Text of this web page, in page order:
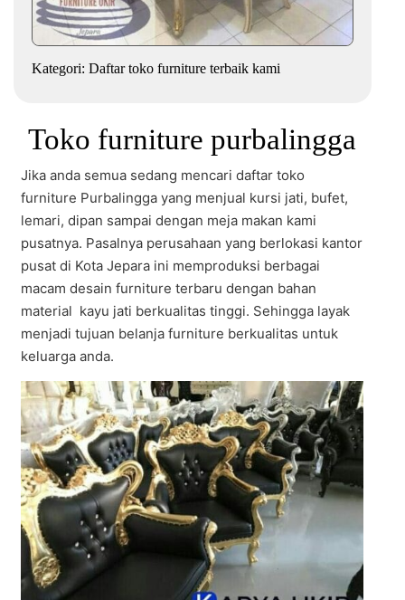
Kategori: Daftar toko furniture terbaik kami
Toko furniture purbalingga
Jika anda semua sedang mencari daftar toko
furniture Purbalingga yang menjual kursi jati, bufet,
lemari, dipan sampai dengan meja makan kami
pusatnya. Pasalnya perusahaan yang berlokasi kantor
pusat di Kota Jepara ini memproduksi berbagai
macam desain furniture terbaru dengan bahan
material kayu jati berkualitas tinggi. Sehingga layak
menjadi tujuan belanja furniture berkualitas untuk
keluarga anda.